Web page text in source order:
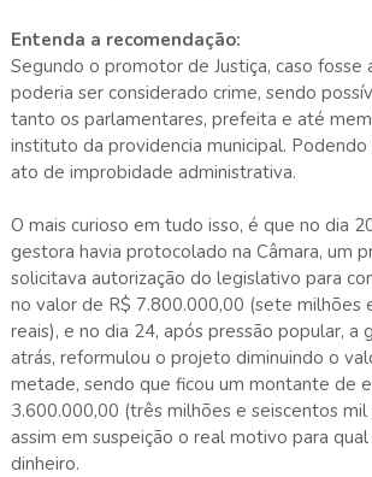
Entenda a recomendação:
Segundo o promotor de Justiça, caso fosse
poderia ser considerado crime, sendo
tanto os parlamentares, prefeita e até
instituto da providencia municipal. Podendo
ato de improbidade administrativa.
O mais curioso em tudo isso, é que no dia
gestora havia protocolado na Câmara, um
solicitava autorização do legislativo para
no valor de R$ 7.800.000,00 (sete milhões
reais), e no dia 24, após pressão popular, a
atrás, reformulou o projeto diminuindo o
metade, sendo que ficou um montante de
3.600.000,00 (três milhões e seiscentos mil
assim em suspeição o real motivo para
dinheiro.